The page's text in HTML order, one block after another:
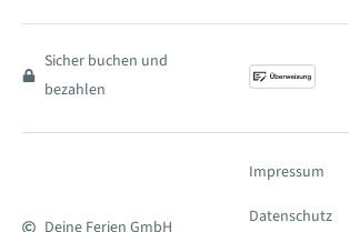
Sicher buchen und
bezahlen
Deine Ferien GmbH
Impressum
Datenschutz